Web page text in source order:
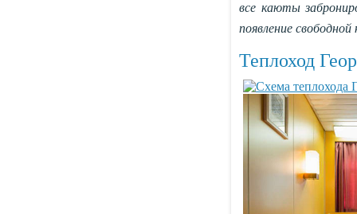
все каюты
появление
Теплоход